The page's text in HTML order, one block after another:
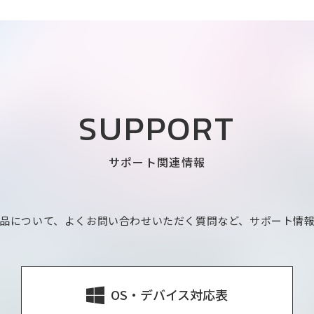
SUPPORT
サポート関連情報
について、よくお問い合わせいただく質問など、サポート情
OS・デバイス対応表